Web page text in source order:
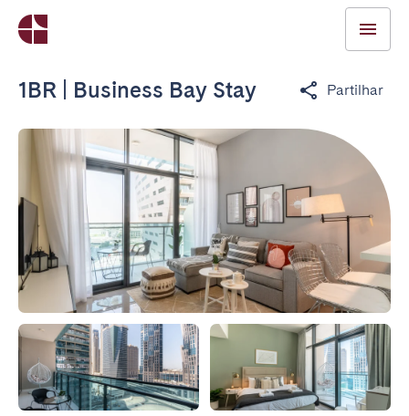
1BR | Business Bay Stay Partilhar